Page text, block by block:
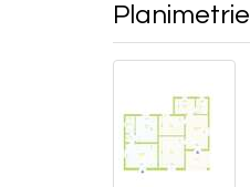
Planimetrie